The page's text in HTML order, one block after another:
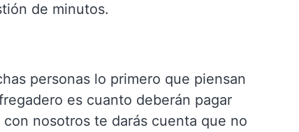
de minutos.
personas lo primero que piensan
es cuanto deberán pagar
nosotros te darás cuenta que no